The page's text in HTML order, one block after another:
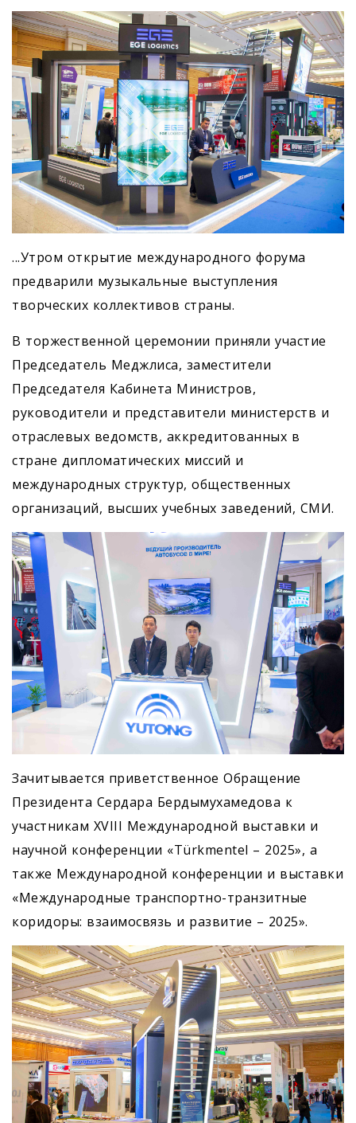
...Утром открытие международного форума
предварили музыкальные выступления
творческих коллективов страны.
В торжественной церемонии приняли участие
Председатель Медж­лиса, заместители
Председателя Кабинета Министров,
руководители и представители министерств и
отраслевых ведомств, аккредитованных в
стране дипломатических миссий и
международных структур, общественных
организаций, высших учебных заведений, СМИ.
Зачитывается приветственное Обращение
Президента Сердара Бердымухамедова к
участникам XVIII Международной выставки и
научной конференции «Türkmentel – 2025», а
также Международной конференции и выставки
«Международные транспортно-транзитные
коридоры: взаимосвязь и развитие – 2025».